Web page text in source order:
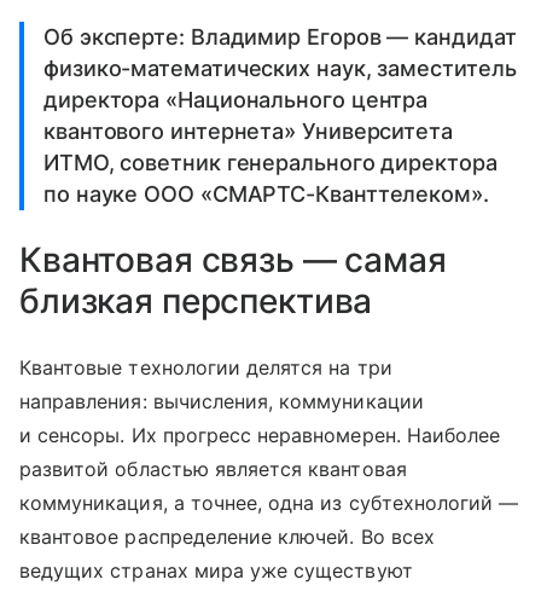
Об эксперте: Владимир Егоров — кандидат
физико-математических наук, заместитель
директора «Национального центра
квантового интернета» Университета
ИТМО, советник генерального директора
по науке ООО «СМАРТС-Кванттелеком».
Квантовая связь — самая
близкая перспектива
Квантовые технологии делятся на три
направления: вычисления, коммуникации
и сенсоры. Их прогресс неравномерен. Наиболее
развитой областью является квантовая
коммуникация, а точнее, одна из субтехнологий —
квантовое распределение ключей. Во всех
ведущих странах мира уже существуют